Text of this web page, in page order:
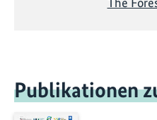
Publikationen